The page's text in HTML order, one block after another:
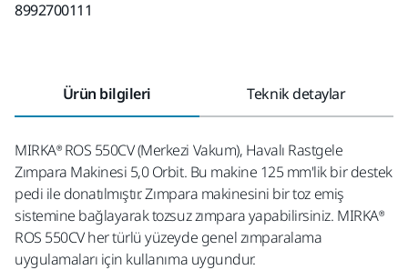
8992700111
Ürün bilgileri Teknik detaylar
MIRKA® ROS 550CV (Merkezi Vakum), Havalı Rastgele
Zımpara Makinesi 5,0 Orbit. Bu makine 125 mm'lik bir destek
pedi ile donatılmıştır. Zımpara makinesini bir toz emiş
sistemine bağlayarak tozsuz zımpara yapabilirsiniz. MIRKA®
ROS 550CV her türlü yüzeyde genel zımparalama
uygulamaları için kullanıma uygundur.